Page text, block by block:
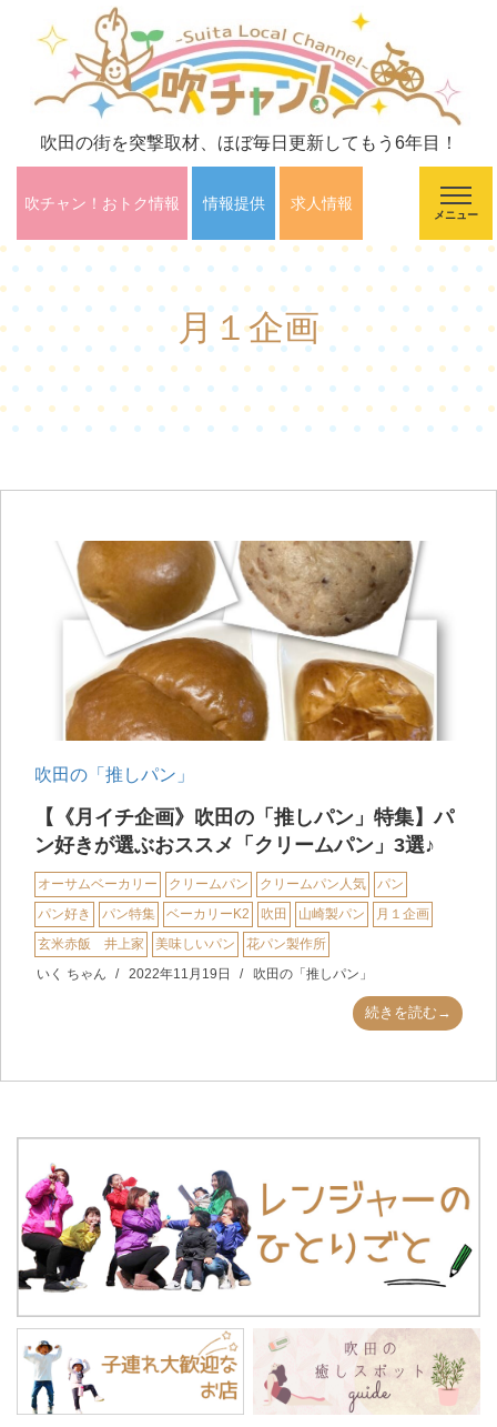
吹田の街を突撃取材、ほぼ毎日更新してもう6年目！
吹チャン！おトク情報 情報提供 求人情報
メニュー
月１企画
吹田の「推しパン」
【《月イチ企画》吹田の「推しパン」特集】パ
ン好きが選ぶおススメ「クリームパン」3選♪
オーサムベーカリー クリームパン クリームパン人気
パン
パン好き
パン特集 ベーカリーK2 吹田 山崎製パン
月１企画
玄米赤飯 井上家
美味しいパン
花パン製作所
いく ちゃん
2022年11月19日 吹田の「推しパン」
続きを読む→